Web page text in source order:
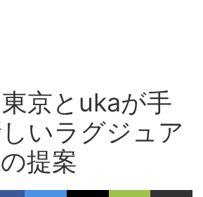
京とukaが手
いラグジュア
提案